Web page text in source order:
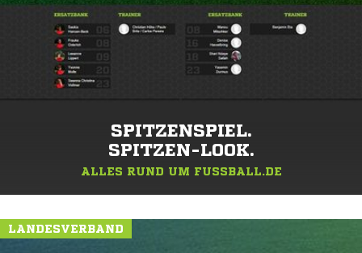
SPITZENSPIEL.
SPITZEN-LOOK.
ALLES RUND UM FUSSBALL.DE
LANDESVERBAND